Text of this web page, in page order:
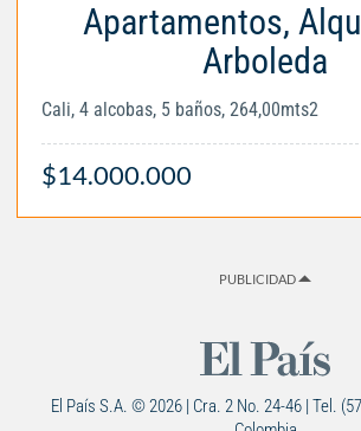
Apartamentos,
Arboleda
Cali, 4 alcobas, 5 baños, 264,00mts2
$14.000.000
PUBLICIDAD
El País S.A. © 2026 | Cra. 2 No. 24-46 | Tel.